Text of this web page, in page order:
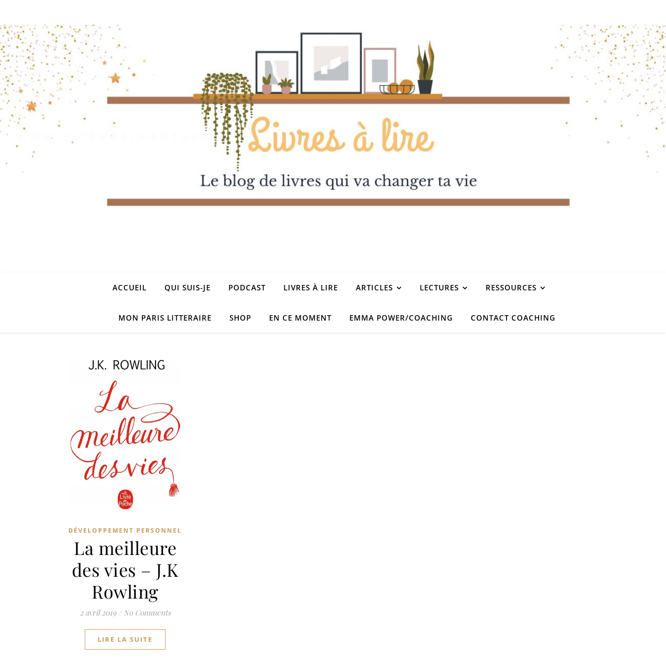
ACCUEIL QUI SUIS-JE PODCAST LIVRES À LIRE ARTICLES LECTURES RESSOURCES
MON PARIS LITTERAIRE SHOP EN CE MOMENT EMMA POWER/COACHING CONTACT COACHING
DÉVELOPPEMENT PERSONNEL
La meilleure
des vies – J.K
Rowling
2 avril 2019 / No Comments
LIRE LA SUITE